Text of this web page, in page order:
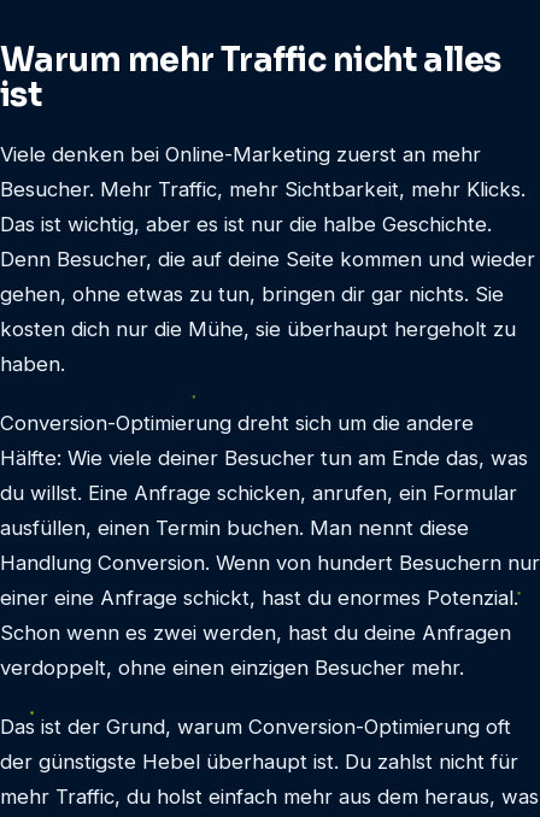
Warum mehr Traffic nicht alles
ist
Viele denken bei Online-Marketing zuerst an mehr
Besucher. Mehr Traffic, mehr Sichtbarkeit, mehr Klicks.
Das ist wichtig, aber es ist nur die halbe Geschichte.
Denn Besucher, die auf deine Seite kommen und wieder
gehen, ohne etwas zu tun, bringen dir gar nichts. Sie
kosten dich nur die Mühe, sie überhaupt hergeholt zu
haben.
Conversion-Optimierung dreht sich um die andere
Hälfte: Wie viele deiner Besucher tun am Ende das, was
du willst. Eine Anfrage schicken, anrufen, ein Formular
ausfüllen, einen Termin buchen. Man nennt diese
Handlung Conversion. Wenn von hundert Besuchern nur
einer eine Anfrage schickt, hast du enormes Potenzial.
Schon wenn es zwei werden, hast du deine Anfragen
verdoppelt, ohne einen einzigen Besucher mehr.
Das ist der Grund, warum Conversion-Optimierung oft
der günstigste Hebel überhaupt ist. Du zahlst nicht für
mehr Traffic, du holst einfach mehr aus dem heraus, was